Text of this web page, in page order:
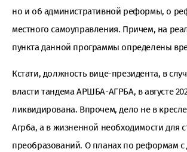
но и об административной реформы, о
местного самоуправления. Причем, на
пункта данной программы определены
Кстати, должность вице-президента, в
власти тандема АРШБА-АГРБА, в августе
ликвидирована. Впрочем, дело не в
Агрба, а в жизненной необходимости для
преобразований. О планах по реформам с